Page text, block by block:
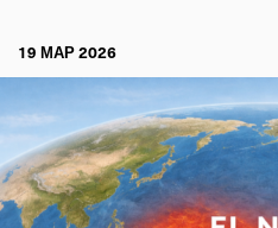
19 ΜΑΡ 2026